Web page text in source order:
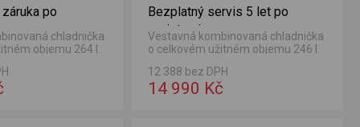
po
chladnička
objemu 264 l.
Bezplatný servis 5 let po
registraci
Vestavná kombinovaná chladnička
o celkovém užitném objemu 246 l.
mrazničky 63 l.
12 388 bez DPH
14 990 Kč